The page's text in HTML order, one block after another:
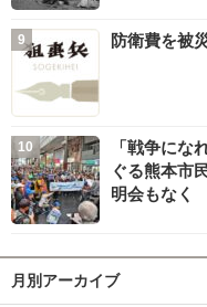
防衛費を被
「戦争に
ぐる熊本市
明会もなく
月別アーカイブ